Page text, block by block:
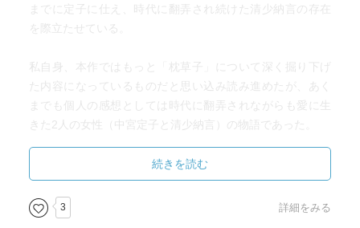
までに定子に仕え、時代に翻弄され続けた清少納言の存在
を際立たせている。
私自身、本作ではもっと「枕草子」について深く掘り下げ
た内容になっているものだと思い込み読み進めたが、あく
までも個人の感想としては時代に翻弄されながらも愛に生
きた2人の女性（中宮定子と清少納言）の物語であった。
説明
内容紹介
なぜ彼女は、『枕草子』を書いたのか――。28歳の清少納
続きを読む
3 詳細をみる